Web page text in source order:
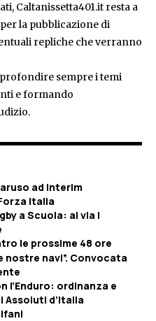
Caltanissetta401.it resta a
la pubblicazione di
repliche che verranno
sempre i temi
e formando
ad interim
Italia
a Scuola: al via i
le prossime 48 ore
navi”. Convocata
l’Enduro: ordinanza e
Assoluti d’Italia